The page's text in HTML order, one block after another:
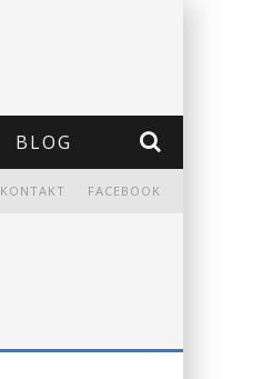
BLOG
FACEBOOK
KONTAKT